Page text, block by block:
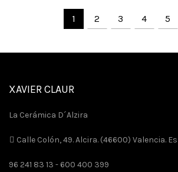
1 2 3 4 5
XAVIER CLAUR
La Cerámica D´Alzira
Calle Colón, 49. Alcira. (46600) Valencia.
96 241 83 13 - 600 400 399